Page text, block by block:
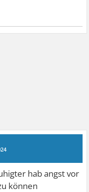
hab angst vor
können